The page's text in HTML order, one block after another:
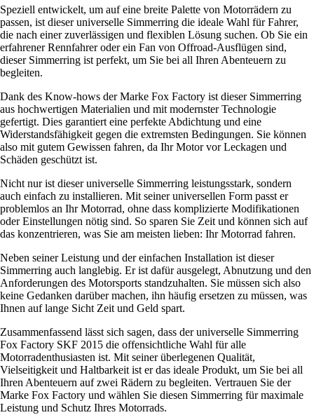
Speziell entwickelt, um auf eine breite Palette von Motorrädern zu
passen, ist dieser universelle Simmerring die ideale Wahl für Fahrer,
die nach einer zuverlässigen und flexiblen Lösung suchen. Ob Sie ein
erfahrener Rennfahrer oder ein Fan von Offroad-Ausflügen sind,
dieser Simmerring ist perfekt, um Sie bei all Ihren Abenteuern zu
begleiten.
Dank des Know-hows der Marke Fox Factory ist dieser Simmerring
aus hochwertigen Materialien und mit modernster Technologie
gefertigt. Dies garantiert eine perfekte Abdichtung und eine
Widerstandsfähigkeit gegen die extremsten Bedingungen. Sie können
also mit gutem Gewissen fahren, da Ihr Motor vor Leckagen und
Schäden geschützt ist.
Nicht nur ist dieser universelle Simmerring leistungsstark, sondern
auch einfach zu installieren. Mit seiner universellen Form passt er
problemlos an Ihr Motorrad, ohne dass komplizierte Modifikationen
oder Einstellungen nötig sind. So sparen Sie Zeit und können sich auf
das konzentrieren, was Sie am meisten lieben: Ihr Motorrad fahren.
Neben seiner Leistung und der einfachen Installation ist dieser
Simmerring auch langlebig. Er ist dafür ausgelegt, Abnutzung und den
Anforderungen des Motorsports standzuhalten. Sie müssen sich also
keine Gedanken darüber machen, ihn häufig ersetzen zu müssen, was
Ihnen auf lange Sicht Zeit und Geld spart.
Zusammenfassend lässt sich sagen, dass der universelle Simmerring
Fox Factory SKF 2015 die offensichtliche Wahl für alle
Motorradenthusiasten ist. Mit seiner überlegenen Qualität,
Vielseitigkeit und Haltbarkeit ist er das ideale Produkt, um Sie bei all
Ihren Abenteuern auf zwei Rädern zu begleiten. Vertrauen Sie der
Marke Fox Factory und wählen Sie diesen Simmerring für maximale
Leistung und Schutz Ihres Motorrads.